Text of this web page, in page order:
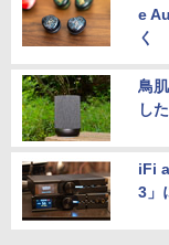
e
く
鳥
し
iFi
3」